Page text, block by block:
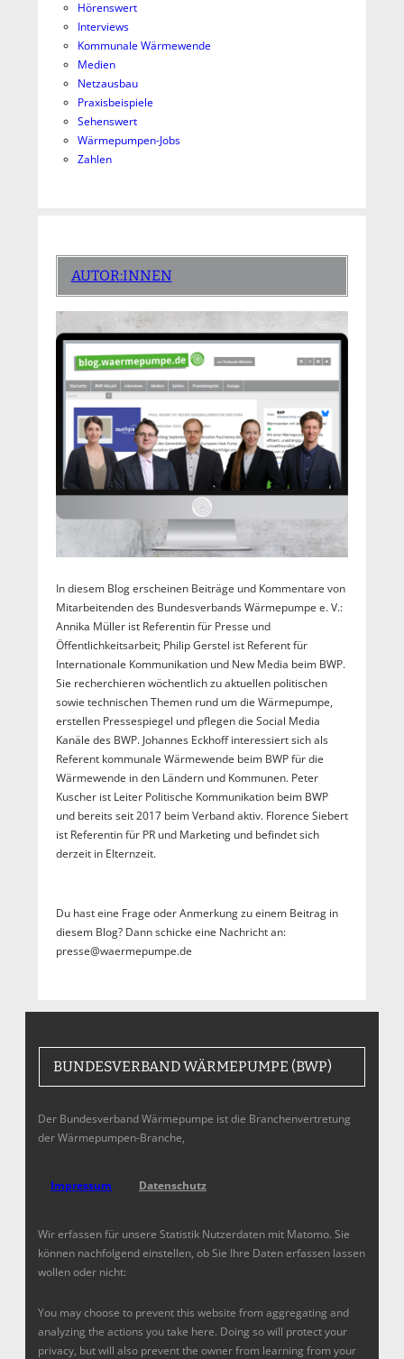
Hörenswert
Interviews
Kommunale Wärmewende
Medien
Netzausbau
Praxisbeispiele
Sehenswert
Wärmepumpen-Jobs
Zahlen
AUTOR:INNEN
In diesem Blog erscheinen Beiträge und Kommentare von
Mitarbeitenden des Bundesverbands Wärmepumpe e. V.:
Annika Müller ist Referentin für Presse und
Öffentlichkeitsarbeit; Philip Gerstel ist Referent für
Internationale Kommunikation und New Media beim BWP.
Sie recherchieren wöchentlich zu aktuellen politischen
sowie technischen Themen rund um die Wärmepumpe,
erstellen Pressespiegel und pflegen die Social Media
Kanäle des BWP. Johannes Eckhoff interessiert sich als
Referent kommunale Wärmewende beim BWP für die
Wärmewende in den Ländern und Kommunen. Peter
Kuscher ist Leiter Politische Kommunikation beim BWP
und bereits seit 2017 beim Verband aktiv. Florence Siebert
ist Referentin für PR und Marketing und befindet sich
derzeit in Elternzeit.
Du hast eine Frage oder Anmerkung zu einem Beitrag in
diesem Blog? Dann schicke eine Nachricht an:
presse@waermepumpe.de
BUNDESVERBAND WÄRMEPUMPE (BWP)
Der Bundesverband Wärmepumpe ist die Branchenvertretung
der Wärmepumpen-Branche,
Impressum Datenschutz
Wir erfassen für unsere Statistik Nutzerdaten mit Matomo. Sie
können nachfolgend einstellen, ob Sie Ihre Daten erfassen lassen
wollen oder nicht:
You may choose to prevent this website from aggregating and
analyzing the actions you take here. Doing so will protect your
privacy, but will also prevent the owner from learning from your